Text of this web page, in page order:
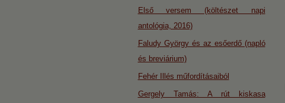
Első versem (költészet napi
antológia, 2016)
Faludy György és az esőerdő (napló
és breviárium)
Fehér Illés műfordításaiból
Gergely Tamás: A rút kiskasa